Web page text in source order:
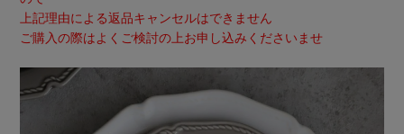
上記理由による返品キャンセルはできません
ご購入の際はよくご検討の上お申し込みくださいませ